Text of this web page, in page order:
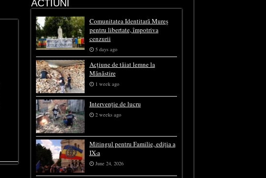
ACTIUNI
Comunitatea Identitară Mureș
pentru libertate, împotriva
cenzurii
5 days ago
Acțiune de tăiat lemne la
Mănăstire
1 week ago
Intervenție de lucru
2 weeks ago
Mitingul pentru Familie, ediția a
IX-a
June 24, 2026